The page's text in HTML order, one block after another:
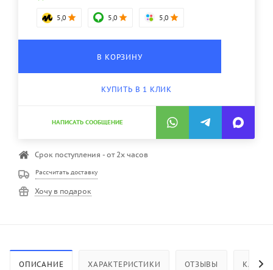
5,0 5,0 5,0
В КОРЗИНУ
КУПИТЬ В 1 КЛИК
НАПИСАТЬ СООБЩЕНИЕ
Срок поступления - от 2х часов
Рассчитать доставку
Хочу в подарок
ОПИСАНИЕ ХАРАКТЕРИСТИКИ ОТЗЫВЫ КАК